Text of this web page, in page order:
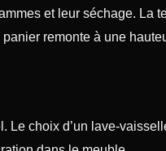
et leur séchage. La
remonte à une
Le choix d’un lave-